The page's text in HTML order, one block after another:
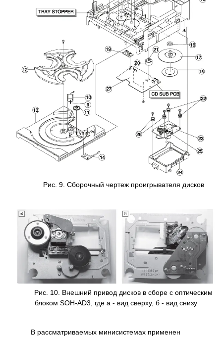
Рис. 9. Сборочный чертеж проигрывателя дисков
Рис. 10. Внешний привод дисков в сборе с оптическим
блоком SOH-AD3, где а - вид сверху, б - вид снизу
В рассматриваемых минисистемах применен